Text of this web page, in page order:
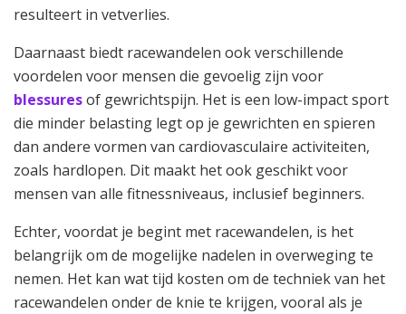
resulteert in vetverlies.
Daarnaast biedt racewandelen ook verschillende
voordelen voor mensen die gevoelig zijn voor
blessuresof gewrichtspijn. Het is een low-impact sport
die minder belasting legt op je gewrichten en spieren
dan andere vormen van cardiovasculaire activiteiten,
zoals hardlopen. Dit maakt het ook geschikt voor
mensen van alle fitnessniveaus, inclusief beginners.
Echter, voordat je begint met racewandelen, is het
belangrijk om de mogelijke nadelen in overweging te
nemen. Het kan wat tijd kosten om de techniek van het
racewandelen onder de knie te krijgen, vooral als je